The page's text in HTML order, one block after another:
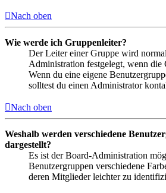
Nach oben
Wie werde ich Gruppenleiter?
Der Leiter einer Gruppe wird
Administration festgelegt, wenn die
Wenn du eine eigene
solltest du einen Administrator
Nach oben
Weshalb werden verschiedene
dargestellt?
Es ist der Board-Administration
Benutzergruppen verschiedene
deren Mitglieder leichter zu